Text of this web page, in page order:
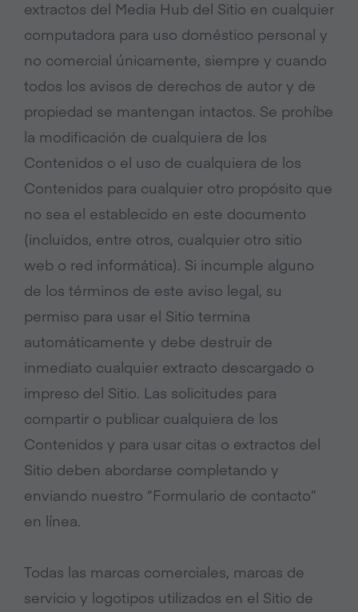
extractos del Media Hub del Sitio en cualquier
computadora para uso doméstico personal y
no comercial únicamente, siempre y cuando
todos los avisos de derechos de autor y de
propiedad se mantengan intactos. Se prohíbe
la modificación de cualquiera de los
Contenidos o el uso de cualquiera de los
Contenidos para cualquier otro propósito que
no sea el establecido en este documento
(incluidos, entre otros, cualquier otro sitio
web o red informática). Si incumple alguno
de los términos de este aviso legal, su
permiso para usar el Sitio termina
automáticamente y debe destruir de
inmediato cualquier extracto descargado o
impreso del Sitio. Las solicitudes para
compartir o publicar cualquiera de los
Contenidos y para usar citas o extractos del
Sitio deben abordarse completando y
enviando nuestro “Formulario de contacto”
en línea.
Todas las marcas comerciales, marcas de
servicio y logotipos utilizados en el Sitio de